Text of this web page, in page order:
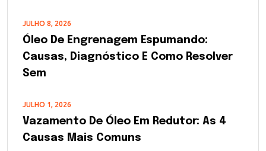
JULHO 8, 2026
Óleo De Engrenagem Espumando:
Causas, Diagnóstico E Como Resolver
Sem
JULHO 1, 2026
Vazamento De Óleo Em Redutor: As 4
Causas Mais Comuns